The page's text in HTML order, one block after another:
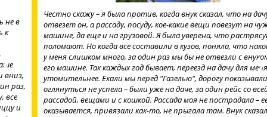
Честно скажу – я была против, когда внук сказал, что на дачу меня
отвезет он, а рассаду, посуду, кое-какие вещи повезут на чужой
машине, да еще и на грузовой. Я была уверена, что растрясут да
поломают. Но когда все составили в кузов, поняла, что накопилось
у меня слишком много, за один раз мы бы не отвезли с внуком на
его машине. Так каждых год бывает, переезд на дачу для меня все
утомительнее. Ехали мы перед "Газелью", дорогу показывали. Я и
оглянуться не успела – были уже на даче, за один рейс со всей
рассадой, вещами и с кошкой. Рассада моя не пострадала – ее,
оказывается, привязали как-то, не прыгала там. Внук сказал, что